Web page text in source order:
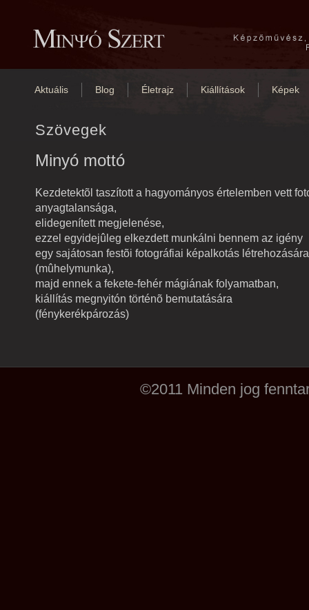
Aktuális Blog Életrajz Kiállítások Képek
Szövegek
Minyó mottó
Kezdetektõl taszított a hagyományos értelemben vett
anyagtalansága,
elidegenített megjelenése,
ezzel egyidejûleg elkezdett munkálni bennem az igény
egy sajátosan festõi fotográfiai képalkotás létrehozására
(mûhelymunka),
majd ennek a fekete-fehér mágiának folyamatban,
kiállítás megnyitón történõ bemutatására
(fénykerékpározás)
©2011 Minden jog